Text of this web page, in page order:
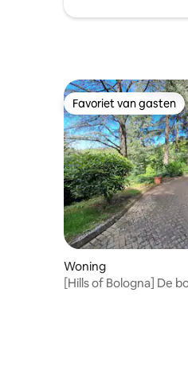
Favoriet van gasten
Favoriet van gasten
Woning
[Hills of Bologna] De